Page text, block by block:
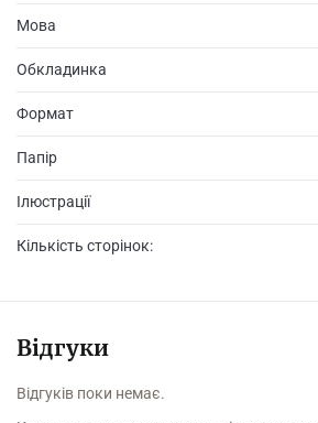
стати смертельною.
Мова
Обкладинка
Формат
Папір
Ілюстрації
Кількість сторінок:
Відгуки
Відгуків поки немає.